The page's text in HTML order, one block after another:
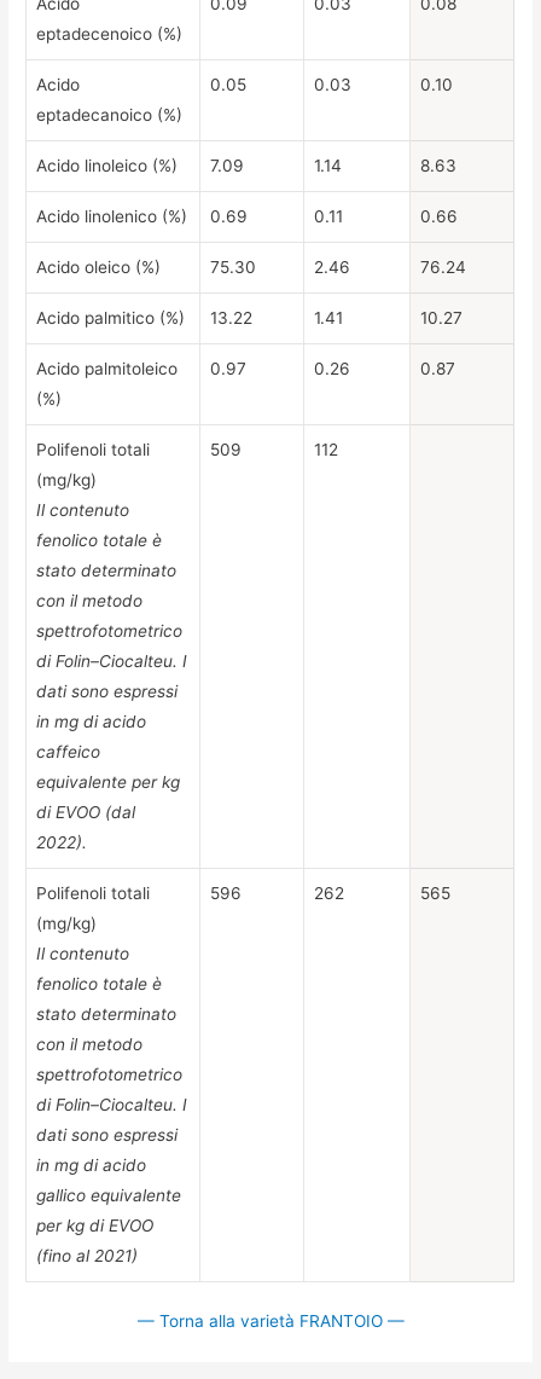
eptadecenoico (%)
Acido
eptadecanoico (%)
0.05 0.03 0.10
Acido linoleico (%) 7.09 1.14 8.63
Acido linolenico (%) 0.69 0.11 0.66
Acido oleico (%) 75.30 2.46 76.24
Acido palmitico (%) 13.22 1.41 10.27
Acido palmitoleico
(%)
0.97 0.26 0.87
Polifenoli totali
(mg/kg)
Il contenuto
fenolico totale è
stato determinato
con il metodo
spettrofotometrico
di Folin–Ciocalteu. I
dati sono espressi
in mg di acido
caffeico
equivalente per kg
di EVOO (dal
2022).
509 112
Polifenoli totali
(mg/kg)
Il contenuto
fenolico totale è
stato determinato
con il metodo
spettrofotometrico
di Folin–Ciocalteu. I
dati sono espressi
in mg di acido
gallico equivalente
per kg di EVOO
(fino al 2021)
596 262 565
— Torna alla varietà FRANTOIO —